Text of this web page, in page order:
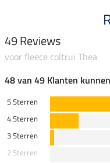
49 Reviews
voor fleece coltrui Thea
48 van 49 Klanten
5 Sterren
4 Sterren
3 Sterren
2 Sterren